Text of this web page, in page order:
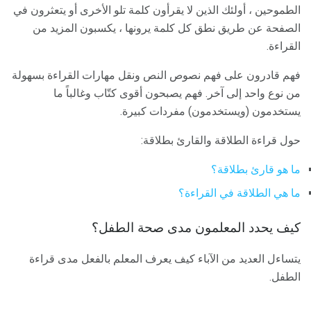
الطموحين ، أولئك الذين لا يقرأون كلمة تلو الأخرى أو يتعثرون في
الصفحة عن طريق نطق كل كلمة يرونها ، يكسبون المزيد من
القراءة.
فهم قادرون على فهم نصوص النص ونقل مهارات القراءة بسهولة
من نوع واحد إلى آخر. فهم يصبحون أقوى كتّاب وغالباً ما
يستخدمون (ويستخدمون) مفردات كبيرة.
حول قراءة الطلاقة والقارئ بطلاقة:
ما هو قارئ بطلاقة؟
ما هي الطلاقة في القراءة؟
كيف يحدد المعلمون مدى صحة الطفل؟
يتساءل العديد من الآباء كيف يعرف المعلم بالفعل مدى قراءة
الطفل.